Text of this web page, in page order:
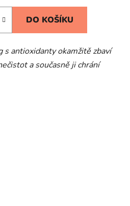
DO KOŠÍKU
s antioxidanty okamžitě zbaví
a současně ji chrání